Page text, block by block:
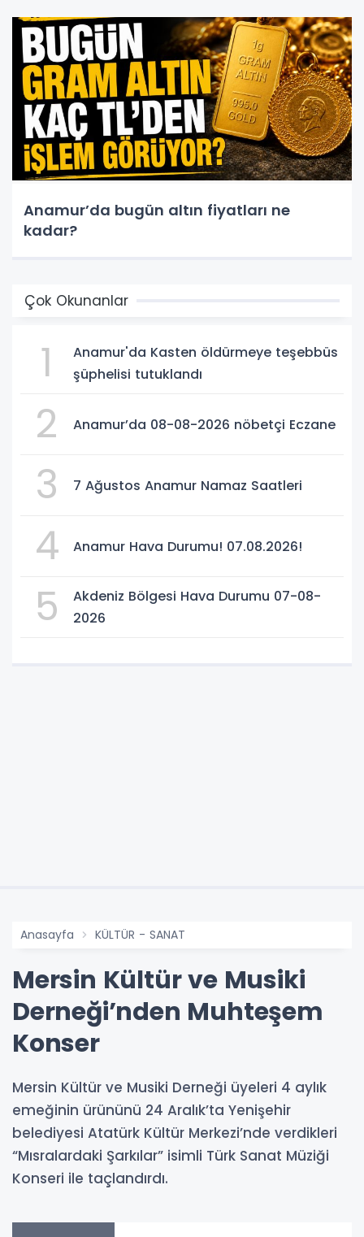
Anamur’da bugün altın fiyatları ne
kadar?
Çok Okunanlar
1
Anamur'da Kasten öldürmeye teşebbüs
şüphelisi tutuklandı
2 Anamur’da 08-08-2026 nöbetçi Eczane
3 7 Ağustos Anamur Namaz Saatleri
4 Anamur Hava Durumu! 07.08.2026!
5
Akdeniz Bölgesi Hava Durumu 07-08-
2026
Anasayfa KÜLTÜR - SANAT
Mersin Kültür ve Musiki
Derneği’nden Muhteşem
Konser
Mersin Kültür ve Musiki Derneği üyeleri 4 aylık
emeğinin ürününü 24 Aralık’ta Yenişehir
belediyesi Atatürk Kültür Merkezi’nde verdikleri
“Mısralardaki Şarkılar” isimli Türk Sanat Müziği
Konseri ile taçlandırdı.